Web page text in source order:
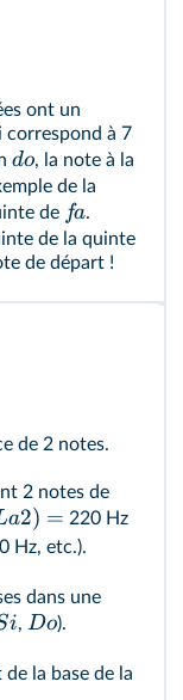
ont un
correspond à 7
do, la note à la
de la
de fa.
de la quinte
de départ !
de 2 notes.
2 notes de
a2) = 220 Hz
Hz, etc.).
dans une
i, Do).
la base de la